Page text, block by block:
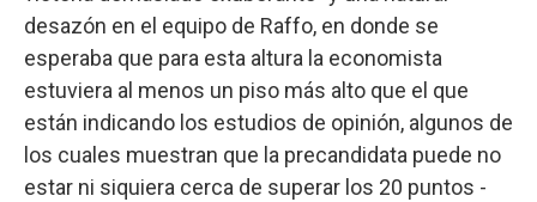
desazón en el equipo de Raffo, en donde se
esperaba que para esta altura la economista
estuviera al menos un piso más alto que el que
están indicando los estudios de opinión, algunos de
los cuales muestran que la precandidata puede no
estar ni siquiera cerca de superar los 20 puntos -